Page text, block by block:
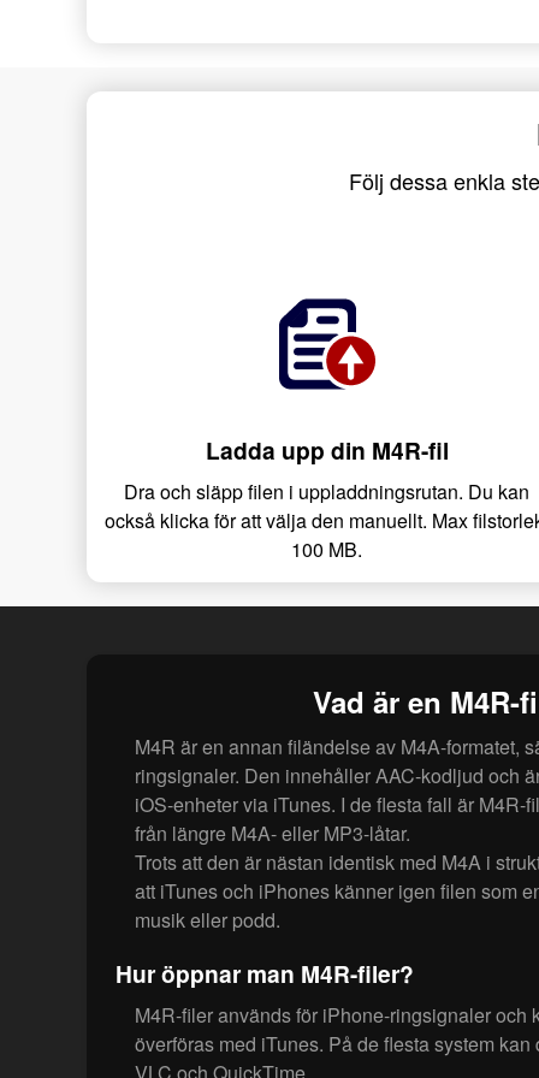
Följ dessa enkla
Ladda upp din M4R-fil
Dra och släpp filen i uppladdningsrutan. Du kan
också klicka för att välja den manuellt. Max
100 MB.
Vad är en M4R-
M4R är en annan filändelse av M4A-formatet,
ringsignaler. Den innehåller AAC-kodljud och
iOS-enheter via iTunes. I de flesta fall är M4R-
från längre M4A- eller MP3-låtar.
Trots att den är nästan identisk med M4A i
att iTunes och iPhones känner igen filen som
musik eller podd.
Hur öppnar man M4R-filer?
M4R-filer används för iPhone-ringsignaler och
överföras med iTunes. På de flesta system